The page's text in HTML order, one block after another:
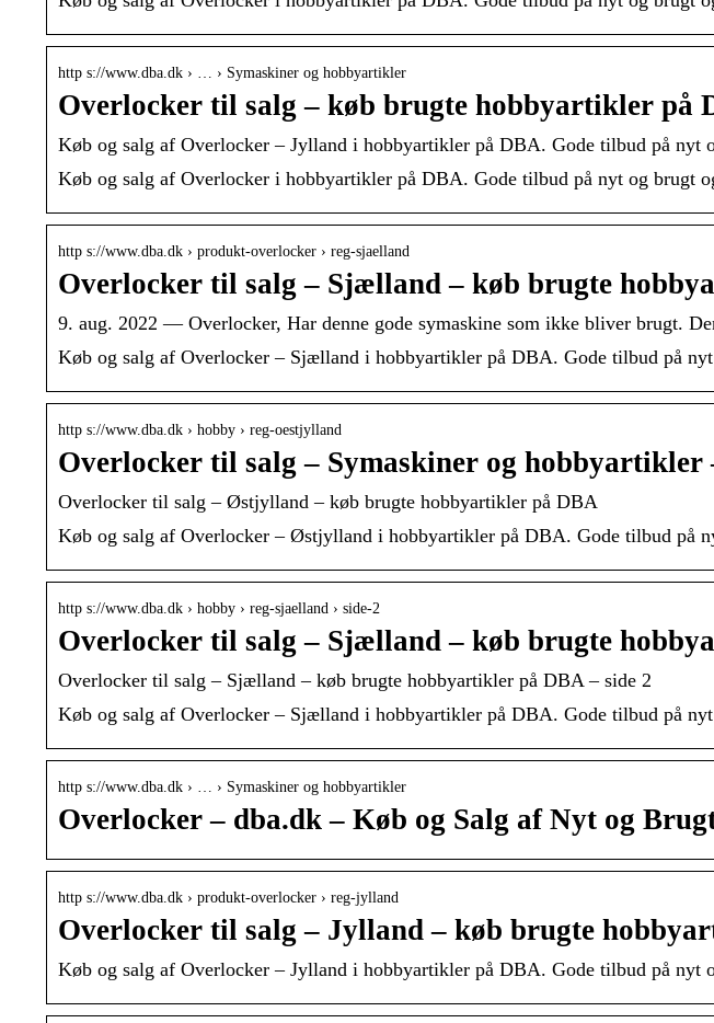
http s://www.dba.dk › … › Symaskiner og hobbyartikler
Overlocker til salg – køb brugte hobbyartikler på
Køb og salg af Overlocker – Jylland i hobbyartikler på DBA. Gode tilbud på
Køb og salg af Overlocker i hobbyartikler på DBA. Gode tilbud på nyt og brugt
http s://www.dba.dk › produkt-overlocker › reg-sjaelland
Overlocker til salg – Sjælland – køb brugte
9. aug. 2022 — Overlocker, Har denne gode symaskine som ikke bliver brugt.
Køb og salg af Overlocker – Sjælland i hobbyartikler på DBA. Gode tilbud på
http s://www.dba.dk › hobby › reg-oestjylland
Overlocker til salg – Symaskiner og
Overlocker til salg – Østjylland – køb brugte hobbyartikler på DBA
Køb og salg af Overlocker – Østjylland i hobbyartikler på DBA. Gode tilbud på
http s://www.dba.dk › hobby › reg-sjaelland › side-2
Overlocker til salg – Sjælland – køb brugte
Overlocker til salg – Sjælland – køb brugte hobbyartikler på DBA – side 2
Køb og salg af Overlocker – Sjælland i hobbyartikler på DBA. Gode tilbud på
http s://www.dba.dk › … › Symaskiner og hobbyartikler
Overlocker – dba.dk – Køb og Salg af Nyt og
http s://www.dba.dk › produkt-overlocker › reg-jylland
Overlocker til salg – Jylland – køb brugte
Køb og salg af Overlocker – Jylland i hobbyartikler på DBA. Gode tilbud på